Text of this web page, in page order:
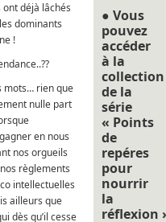
déjà lâchés
dominants
!
mots… rien que
nulle part
en nous
nos orgueils
règlements
intellectuelles
ailleurs que
dès qu’il cesse
● Vous
pouvez
accéder
à la
collection
de la
série
« Points
de
repéres
pour
nourrir
la
réflexion